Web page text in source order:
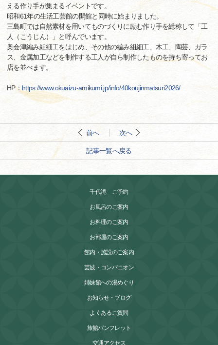
える作り手が集まるイベントです。
昭和61年の生活工芸館の開館と同時に始まりました。
三島町では自然素材を用いてものづくりに励む作り手を総称して「工
人（こうじん）」と呼んでいます。
奥会津編み組細工をはじめ、その他の編み組細工、木工、陶芸、ガラ
ス、金属加工などを制作する工人が自ら制作したものを持ち寄ってお
店を並べます。
HP： https://www.okuaizu-amikumi.jp/info/40koujinmatsuri2026/
前へ 次へ
記事一覧へ戻る
千代滝 ご予約
お風呂のご案内
お料理のご案内
お部屋のご案内
館内・施設のご案内
芸妓・コンパニオン
姉妹館への湯めぐり
お知らせ・ブログ
よくあるご質問
旅館パンフレット
交通アクセス